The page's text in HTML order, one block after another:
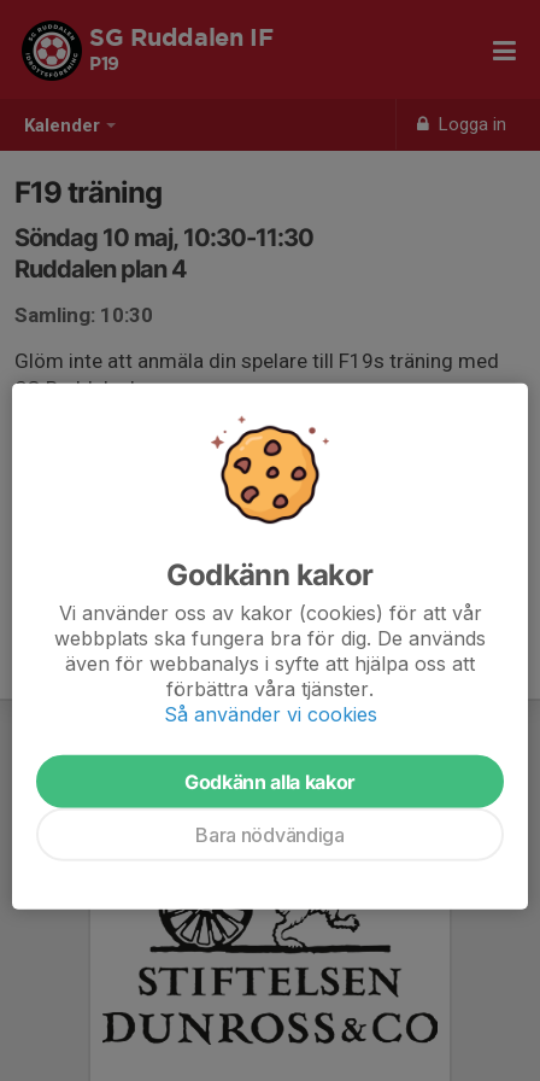
Kalender Logga in
SG Ruddalen IF
P19
F19 träning
Söndag 10 maj, 10:30-11:30
Ruddalen plan 4
Samling: 10:30
Glöm inte att anmäla din spelare till F19s träning med
SG Ruddalen!
Godkänn kakor
Vi använder oss av kakor (cookies) för att vår
webbplats ska fungera bra för dig. De används
även för webbanalys i syfte att hjälpa oss att
förbättra våra tjänster.
Så använder vi cookies
Godkänn alla kakor
Bara nödvändiga